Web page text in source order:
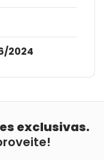
2024